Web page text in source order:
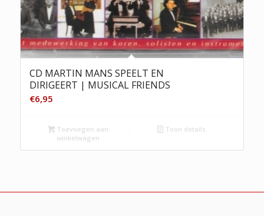
CD MARTIN MANS SPEELT EN
DIRIGEERT | MUSICAL FRIENDS
€6,95
Toevoegen aan
winkelwagen
Toon details